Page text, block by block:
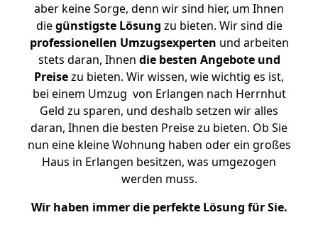
aber keine Sorge, denn wir sind hier, um Ihnen
diegünstigste Lösung zu bieten. Wir sind die
professionellen Umzugsexperten und arbeiten
stets daran, Ihnen die besten Angebote und
Preisezu bieten. Wir wissen, wie wichtig es ist,
bei einem Umzug von Erlangen nach Herrnhut
Geld zu sparen, und deshalb setzen wir alles
daran, Ihnen die besten Preise zu bieten. Ob Sie
nun eine kleine Wohnung haben oder ein großes
Haus in Erlangen besitzen, was umgezogen
werden muss.
Wir haben immer die perfekte Lösung für Sie.